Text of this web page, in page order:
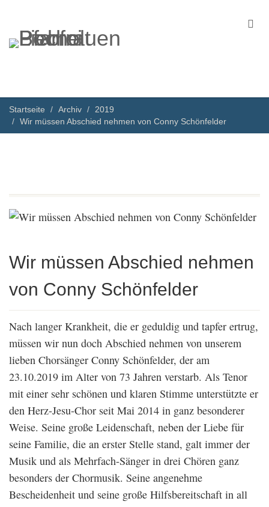
Startseite Archiv
2019
Wir müssen Abschied nehmen von Conny Schönfelder
Wir müssen Abschied nehmen
von Conny Schönfelder
Nach langer Krankheit, die er geduldig und tapfer ertrug,
müssen wir nun doch Abschied nehmen von unserem
lieben Chorsänger Conny Schönfelder, der am
23.10.2019 im Alter von 73 Jahren verstarb. Als Tenor
mit einer sehr schönen und klaren Stimme unterstützte er
den Herz-Jesu-Chor seit Mai 2014 in ganz besonderer
Weise. Seine große Leidenschaft, neben der Liebe für
seine Familie, die an erster Stelle stand, galt immer der
Musik und als Mehrfach-Sänger in drei Chören ganz
besonders der Chormusik. Seine angenehme
Bescheidenheit und seine große Hilfsbereitschaft in all